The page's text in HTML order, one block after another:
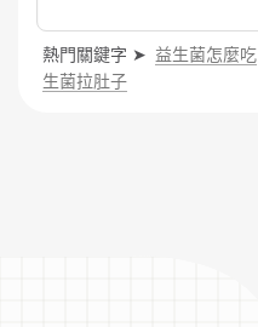
熱門關鍵字 ➤ 益生菌怎麼吃
生菌拉肚子